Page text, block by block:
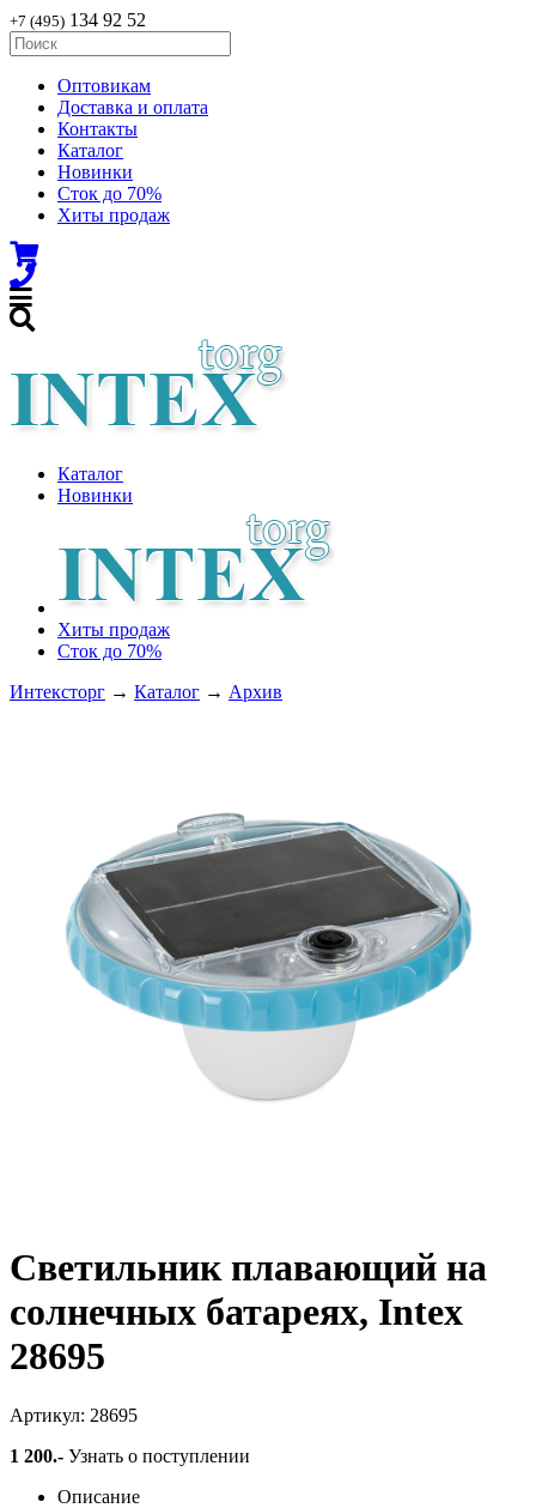
+7 (495) 134 92 52
Оптовикам
Доставка и оплата
Контакты
Каталог
Новинки
Сток до 70%
Хиты продаж
Каталог
Новинки
Хиты продаж
Сток до 70%
Интексторг → Каталог → Архив
Светильник плавающий на
солнечных батареях, Intex
28695
Артикул: 28695
1 200.- Узнать о поступлении
Описание